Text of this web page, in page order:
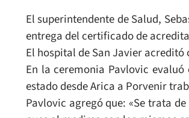
El superintendente de Salud,
entrega del certificado de
El hospital de San Javier
En la ceremonia Pavlovic
estado desde Arica a Porvenir
Pavlovic agregó que: «Se trata